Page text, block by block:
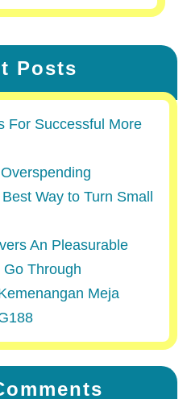
Posts
For Successful More
Way to Turn Small
An Pleasurable
Through
Meja